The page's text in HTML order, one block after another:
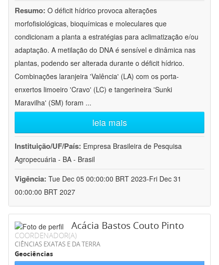
Resumo: O déficit hídrico provoca alterações
morfofisiológicas, bioquímicas e moleculares que
condicionam a planta a estratégias para aclimatização e/ou
adaptação. A metilação do DNA é sensível e dinâmica nas
plantas, podendo ser alterada durante o déficit hídrico.
Combinações laranjeira 'Valência' (LA) com os porta-
enxertos limoeiro 'Cravo' (LC) e tangerineira 'Sunki
Maravilha' (SM) foram ...
leia mais
Instituição/UF/País: Empresa Brasileira de Pesquisa
Agropecuária - BA - Brasil
Vigência: Tue Dec 05 00:00:00 BRT 2023-Fri Dec 31
00:00:00 BRT 2027
Acácia Bastos Couto Pinto
COORDENADOR(A)
CIÊNCIAS EXATAS E DA TERRA
Geociências